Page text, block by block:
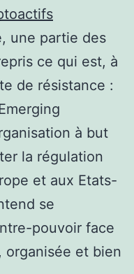
une partie des
ce qui est, à
de résistance :
à but
la régulation
et aux Etats-
se
pouvoir face
organisée et bien